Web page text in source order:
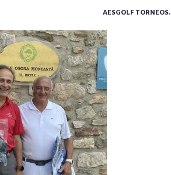
AESGOLF TORNEOS.